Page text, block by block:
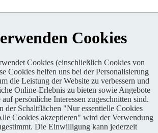
Series Partner
Cookies
Cookies (einschließlich Cookies von
Cookies helfen uns bei der Personalisierung
die Leistung der Website zu verbessern und
Online-Erlebnis zu bieten sowie Angebote
persönliche Interessen zugeschnitten sind.
der Schaltflächen "Nur essentielle Cookies
Cookies akzeptieren" wird der Verwendung
Die Einwilligung kann jederzeit